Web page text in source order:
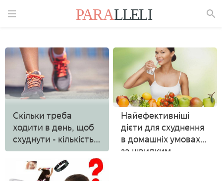
Скільки треба
ходити в день, щоб
схуднути - кількість
кілометрів і кроків у
день, користь
ходьби
Найефективніші
дієти для схуднення
в домашніх умовах
за швидким